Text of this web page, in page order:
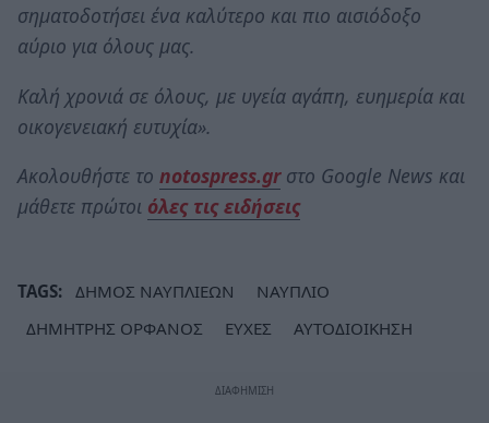
σηματοδοτήσει ένα καλύτερο και πιο αισιόδοξο
αύριο για όλους μας.
Καλή χρονιά σε όλους, με υγεία αγάπη, ευημερία και
οικογενειακή ευτυχία».
Ακολουθήστε το notospress.grστο Google News και
μάθετε πρώτοι όλες τις ειδήσεις
TAGS: ΔΗΜΟΣ ΝΑΥΠΛΙΕΩΝ
ΝΑΥΠΛΙΟ
ΔΗΜΗΤΡΗΣ ΟΡΦΑΝΟΣ
ΕΥΧΕΣ ΑΥΤΟΔΙΟΙΚΗΣΗ